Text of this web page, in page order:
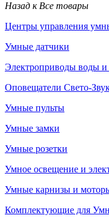
Назад к Все товары
Центры управления
Умные датчики
Электроприводы воды и
Оповещатели Свето-
Умные пульты
Умные замки
Умные розетки
Умное освещение и
Умные карнизы и
Комплектующие для